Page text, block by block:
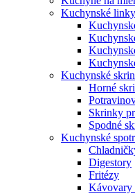
Kuchynské
Kuchynské
Horné
Skrinky
Spodné
Kuchynské
Digestory
Fritézy
Kávovary